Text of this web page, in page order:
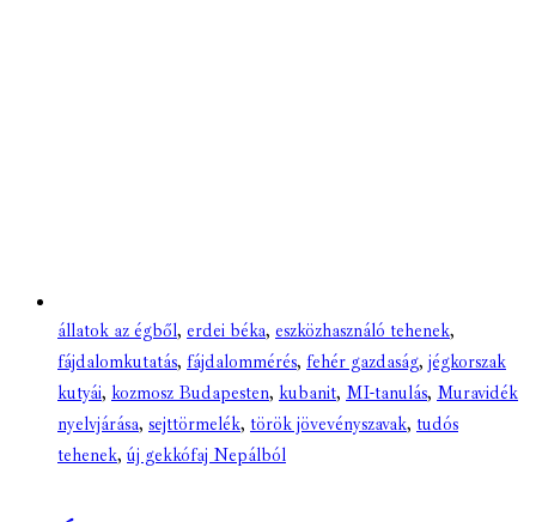
állatok az égből, erdei béka, eszközhasználó tehenek,
fájdalomkutatás, fájdalommérés, fehér gazdaság, jégkorszak
kutyái, kozmosz Budapesten, kubanit, MI-tanulás, Muravidék
nyelvjárása, sejttörmelék, török jövevényszavak, tudós
tehenek, új gekkófaj Nepálból